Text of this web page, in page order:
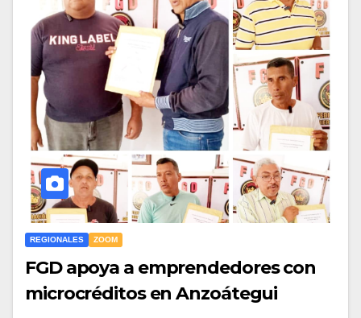
REGIONALES ZOOM
FGD apoya a emprendedores con
microcréditos en Anzoátegui